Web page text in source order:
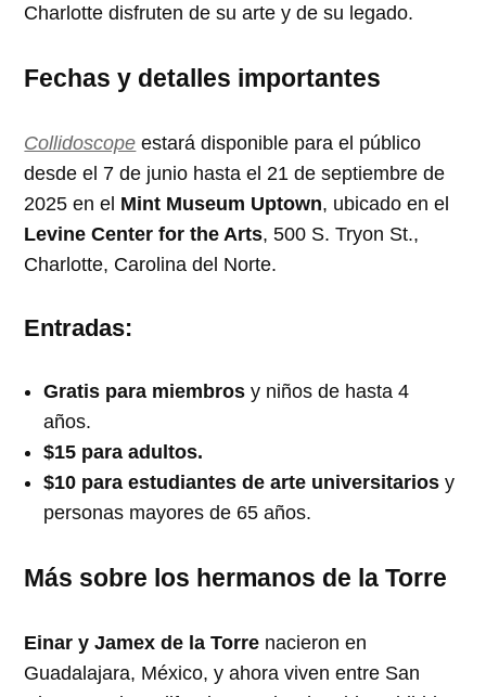
Charlotte disfruten de su arte y de su legado.
Fechas y detalles importantes
Collidoscope estará disponible para el público
desde el 7 de junio hasta el 21 de septiembre de
2025 en el Mint Museum Uptown, ubicado en el
Levine Center for the Arts, 500 S. Tryon St.,
Charlotte, Carolina del Norte.
Entradas:
Gratis para miembros y niños de hasta 4
años.
$15 para adultos.
$10 para estudiantes de arte universitarios y
personas mayores de 65 años.
Más sobre los hermanos de la Torre
Einar y Jamex de la Torre nacieron en
Guadalajara, México, y ahora viven entre San